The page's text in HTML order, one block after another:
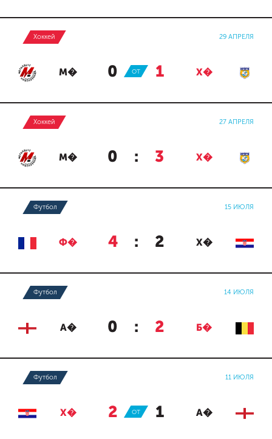
Хоккей 29 АПРЕЛЯ
М� 0 : 1 Х�
ОТ
Хоккей 27 АПРЕЛЯ
М� 0 : 3 Х�
Футбол 15 ИЮЛЯ
Ф� 4 : 2 Х�
Футбол 14 ИЮЛЯ
А� 0 : 2 Б�
Футбол 11 ИЮЛЯ
Х� 2 : 1 А�
ОТ